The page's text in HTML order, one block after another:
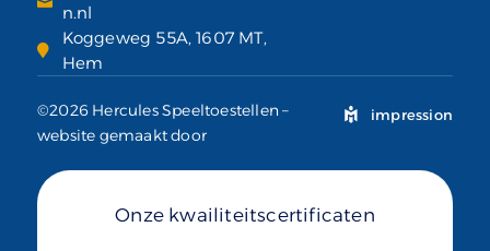
n.nl
Koggeweg 55A, 1607 MT,
Hem
©2026 Hercules Speeltoestellen –
website gemaakt door
impression
Onze kwailiteitscertificaten